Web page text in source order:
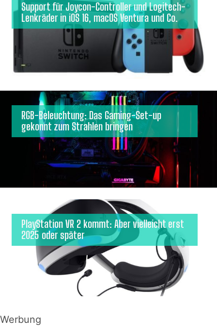
Support für Joycon-Controller und Logitech-
Lenkräder in iOS 16, macOS Ventura und Co.
RGB-Beleuchtung: Das Gaming-Set-up
gekonnt zum Strahlen bringen
PlayStation VR 2 kommt: Aber vielleicht erst
2025 oder später
Werbung